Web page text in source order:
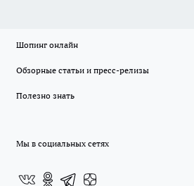
Шопинг онлайн
Обзорные статьи и пресс-релизы
Полезно знать
Мы в социальных сетях